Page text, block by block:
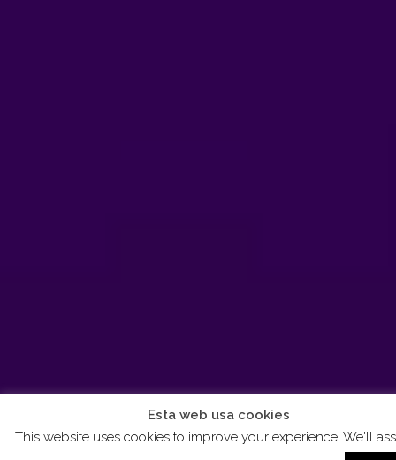
Esta web usa cookies
This website uses cookies to improve your experience. We'll